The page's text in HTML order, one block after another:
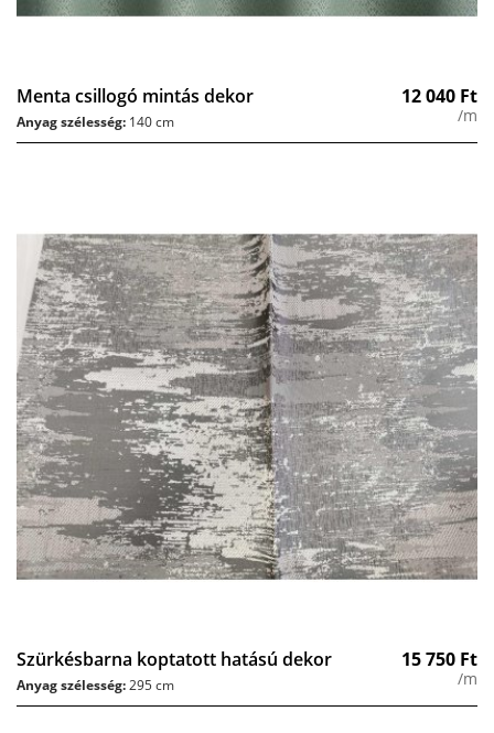
Menta csillogó mintás dekor 12 040 Ft
/m
Anyag szélesség: 140 cm
Szürkésbarna koptatott hatású dekor 15 750 Ft
/m
Anyag szélesség:295 cm